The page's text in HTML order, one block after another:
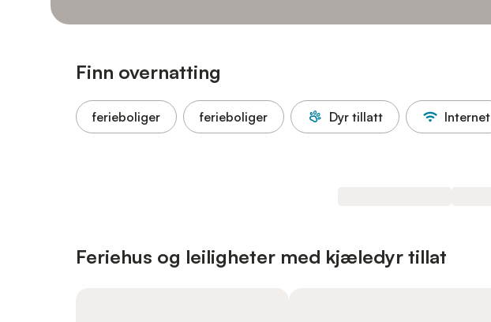
Finn overnatting
ferieboliger ferieboliger Dyr tillatt Internet
Feriehus og leiligheter med kjæledyr tillat